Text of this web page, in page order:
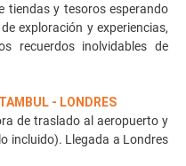
tiendas y tesoros esperando
exploración y experiencias,
recuerdos inolvidables de
- LONDRES
de traslado al aeropuerto y
incluido). Llegada a Londres